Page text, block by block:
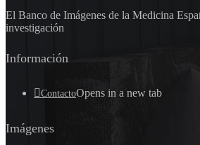
El Banco de Imágenes de la Medicina
investigación
Información
ContactoOpens in a new tab
Imágenes